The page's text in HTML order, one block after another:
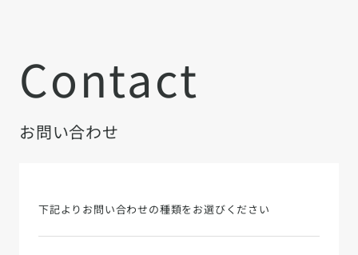
Contact
お問い合わせ
下記よりお問い合わせの種類をお選びください